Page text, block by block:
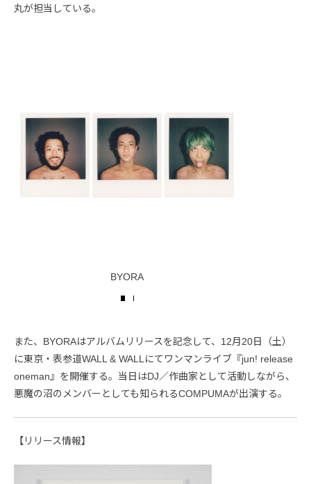
丸が担当している。
BYORA
また、BYORAはアルバムリリースを記念して、12月20日（土）
に東京・表参道WALL & WALLにてワンマンライブ『jun! release
oneman』を開催する。当日はDJ／作曲家として活動しながら、
悪魔の沼のメンバーとしても知られるCOMPUMAが出演する。
【リリース情報】